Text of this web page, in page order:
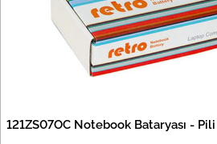
121ZS07OC Notebook Bataryası -